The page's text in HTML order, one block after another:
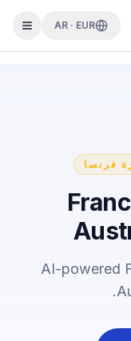
AR · EUR
فرنسا
AI-powered